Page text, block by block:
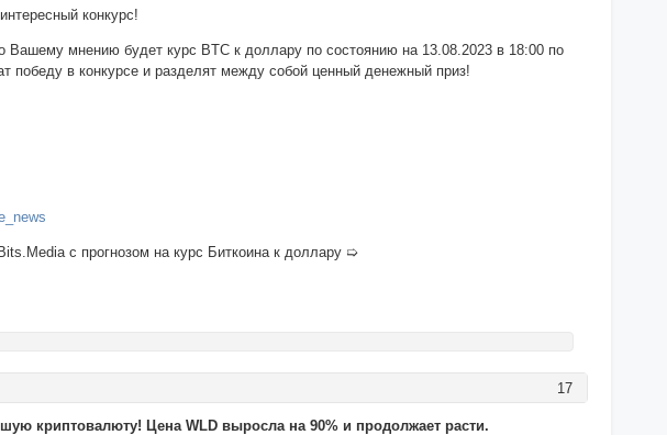
конкурс!
мнению будет курс BTC к доллару по состоянию на 13.08.2023 в 18:00 по
победу в конкурсе и разделят между собой ценный денежный приз!
с прогнозом на курс Биткоина к доллару ➯
17
криптовалюту! Цена WLD выросла на 90% и продолжает расти.